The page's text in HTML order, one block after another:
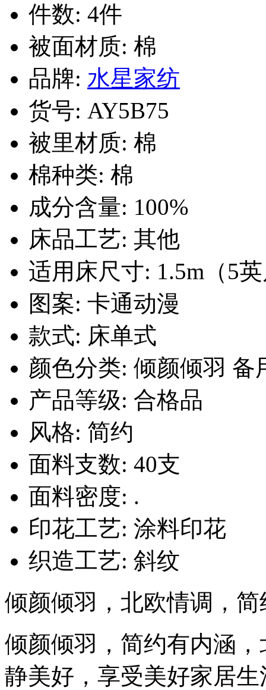
件数: 4件
被面材质: 棉
品牌: 水星家纺
货号: AY5B75
被里材质: 棉
棉种类: 棉
成分含量: 100%
床品工艺: 其他
适用床尺寸: 1.5m（5
图案: 卡通动漫
款式: 床单式
颜色分类: 倾颜倾羽 备
产品等级: 合格品
风格: 简约
面料支数: 40支
面料密度: .
印花工艺: 涂料印花
织造工艺: 斜纹
倾颜倾羽，北欧情调，
倾颜倾羽，简约有内涵
静美好，享受美好家居生